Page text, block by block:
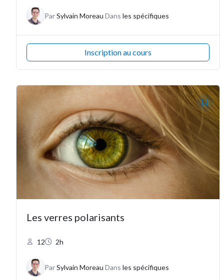
ParSylvain Moreau Dans les spécifiques
Inscription au cours
Les verres polarisants
12 2h
ParSylvain Moreau Dans les spécifiques